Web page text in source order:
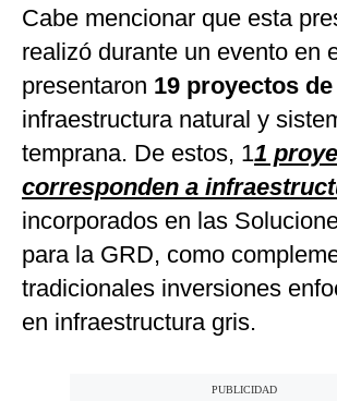
Cabe mencionar que esta
realizó durante un evento en
presentaron 19 proyectos
infraestructura natural y
temprana. De estos, 11
corresponden a
incorporados en las
para la GRD, como
tradicionales inversiones
en infraestructura gris.